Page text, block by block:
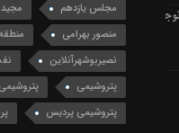
مجلس یازدهم
مجید
منصور بهرامی
نصیربوشهرآنلاین
پتروشیمی
پتروشیمی پردیس